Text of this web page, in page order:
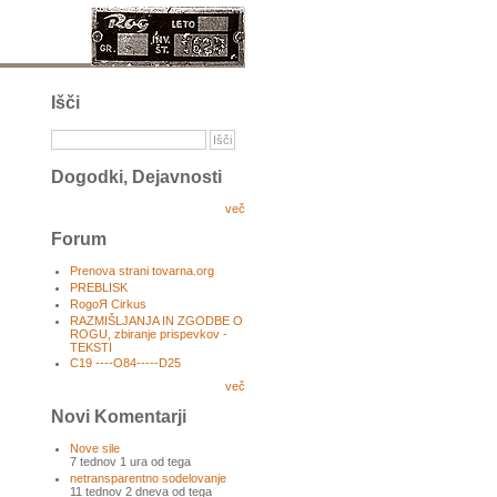
Išči
Dogodki, Dejavnosti
več
Forum
Prenova strani tovarna.org
PREBLISK
RogoЯ Cirkus
RAZMIŠLJANJA IN ZGODBE O
ROGU, zbiranje prispevkov -
TEKSTI
C19 ----O84-----D25
več
Novi Komentarji
Nove sile
7 tednov 1 ura od tega
netransparentno sodelovanje
11 tednov 2 dneva od tega